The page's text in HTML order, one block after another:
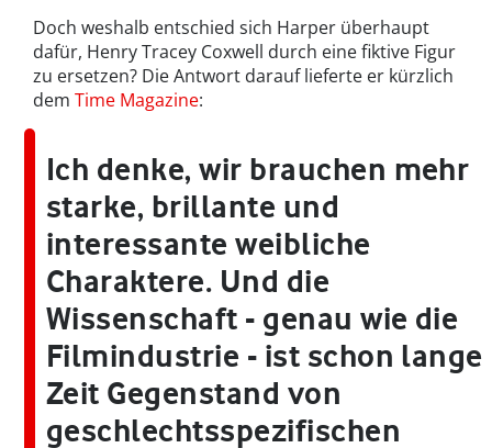
Doch weshalb entschied sich Harper überhaupt
dafür, Henry Tracey Coxwell durch eine fiktive Figur
zu ersetzen? Die Antwort darauf lieferte er kürzlich
dem Time Magazine:
Ich denke, wir brauchen mehr
starke, brillante und
interessante weibliche
Charaktere. Und die
Wissenschaft - genau wie die
Filmindustrie - ist schon lange
Zeit Gegenstand von
geschlechtsspezifischen